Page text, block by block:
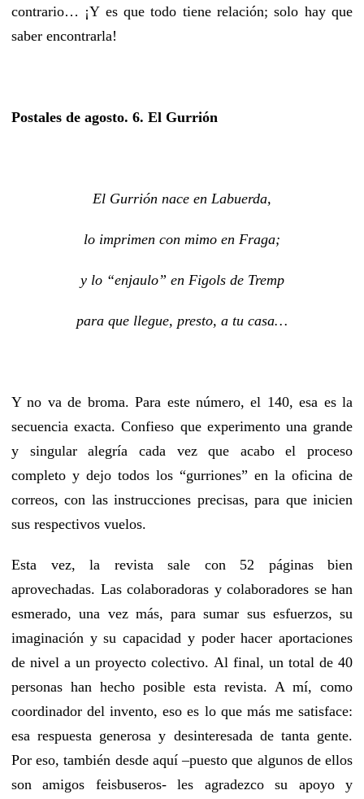
contrario… ¡Y es que todo tiene relación; solo hay que
saber encontrarla!
Postales de agosto. 6. El Gurrión
El Gurrión nace en Labuerda,
lo imprimen con mimo en Fraga;
y lo “enjaulo” en Figols de Tremp
para que llegue, presto, a tu casa…
Y no va de broma. Para este número, el 140, esa es la
secuencia exacta. Confieso que experimento una grande
y singular alegría cada vez que acabo el proceso
completo y dejo todos los “gurriones” en la oficina de
correos, con las instrucciones precisas, para que inicien
sus respectivos vuelos.
Esta vez, la revista sale con 52 páginas bien
aprovechadas. Las colaboradoras y colaboradores se han
esmerado, una vez más, para sumar sus esfuerzos, su
imaginación y su capacidad y poder hacer aportaciones
de nivel a un proyecto colectivo. Al final, un total de 40
personas han hecho posible esta revista. A mí, como
coordinador del invento, eso es lo que más me satisface:
esa respuesta generosa y desinteresada de tanta gente.
Por eso, también desde aquí –puesto que algunos de ellos
son amigos feisbuseros- les agradezco su apoyo y